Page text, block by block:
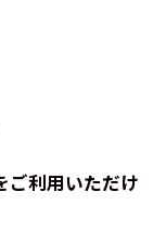
ご利用いただけ